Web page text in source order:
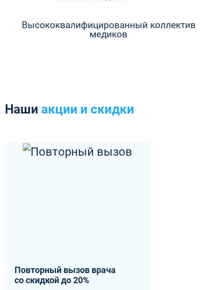
Высококвалифицированный коллектив
медиков
Наши акции и скидки
Повторный вызов врача
со скидкой до 20%